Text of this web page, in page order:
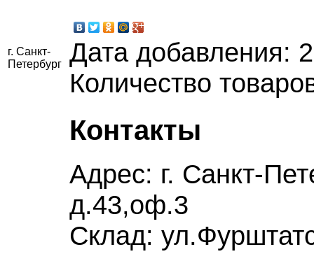
г. Санкт-
Петербург
Дата добавления:
Количество
Контакты
Адрес: г. Санкт-
д.43,оф.3
Склад: